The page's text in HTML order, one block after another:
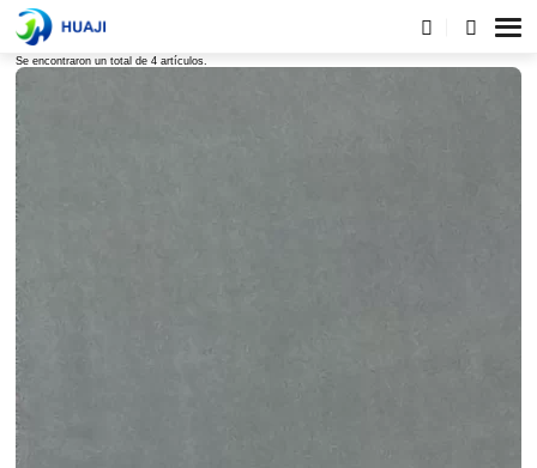
Lista de etiquetas
Se encontraron un total de 4 artículos.